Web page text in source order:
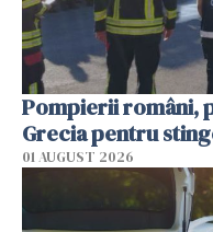
Pompierii români,
Grecia pentru
01 AUGUST 2026